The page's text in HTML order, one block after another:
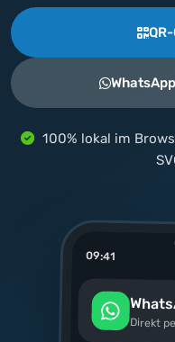
100% lokal im
09:41
Direkt